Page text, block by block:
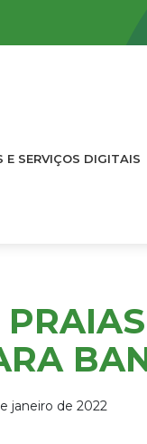
E SERVIÇOS DIGITAIS
janeiro de 2022